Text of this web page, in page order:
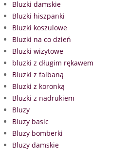
Bluzki damskie
Bluzki hiszpanki
Bluzki koszulowe
Bluzki na co dzień
Bluzki wizytowe
bluzki z długim rękawem
Bluzki z falbaną
Bluzki z koronką
Bluzki z nadrukiem
Bluzy
Bluzy basic
Bluzy bomberki
Bluzy damskie